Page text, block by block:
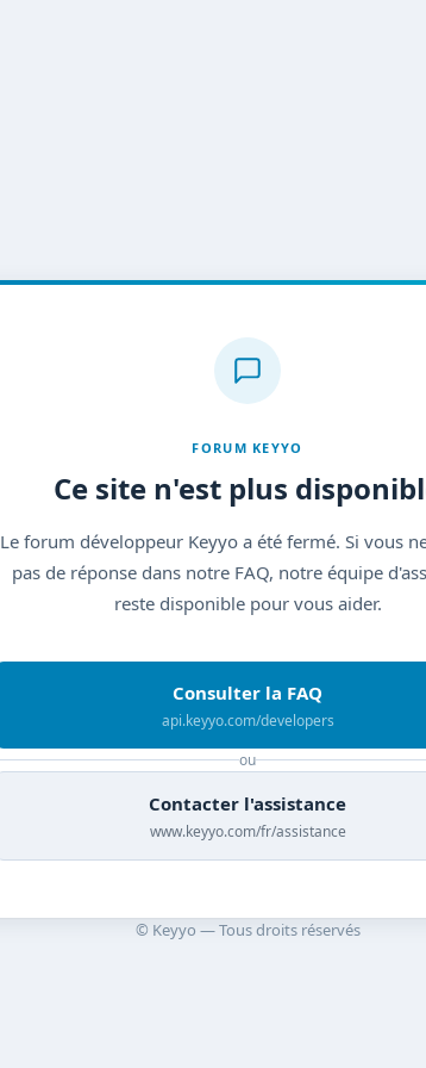
FORUM KEYYO
Ce site n'est plus
Le forum développeur Keyyo a été fermé. Si vous
pas de réponse dans notre FAQ, notre équipe
reste disponible pour vous aider.
Consulter la FAQ
api.keyyo.com/developers
ou
Contacter l'assistance
www.keyyo.com/fr/assistance
© Keyyo — Tous droits réservés